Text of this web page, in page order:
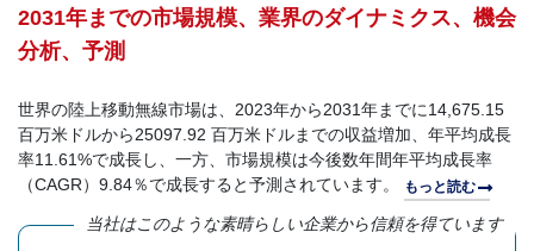
2031年までの市場規模、業界のダイナミクス、機会
分析、予測
世界の陸上移動無線市場は、2023年から2031年までに14,675.15
百万米ドルから25097.92 百万米ドルまでの収益増加、年平均成長
率11.61%で成長し、一方、市場規模は今後数年間年平均成長率
（CAGR）9.84％で成長すると予測されています。
もっと読む
当社はこのような素晴らしい企業から信頼を得ています